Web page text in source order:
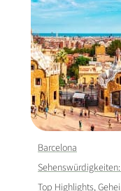
Barcelona
Top Highlights,